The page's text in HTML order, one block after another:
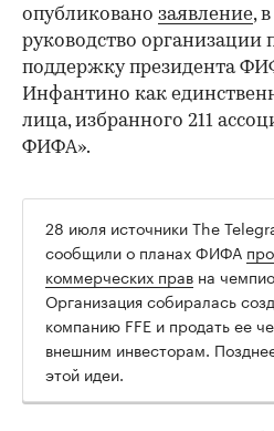
опубликовано заявление,
руководство организации
поддержку президента
Инфантино как
лица, избранного 211
ФИФА».
00:00 / 00:00
28 июля источники The
сообщили о планах ФИФА
коммерческих прав на
Организация собиралась
компанию FFE и продать ее
внешним инвесторам.
этой идеи.